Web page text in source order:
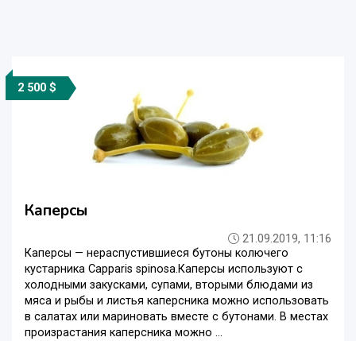
2 500 $
Каперсы
21.09.2019, 11:16
Каперсы — нераспустившиеся бутоны колючего
кустарника Capparis spinosa.Каперсы используют с
холодными закусками, супами, вторыми блюдами из
мяса и рыбы и листья каперсника можно использовать
в салатах или мариновать вместе с бутонами. В местах
произрастания каперсника можно ...